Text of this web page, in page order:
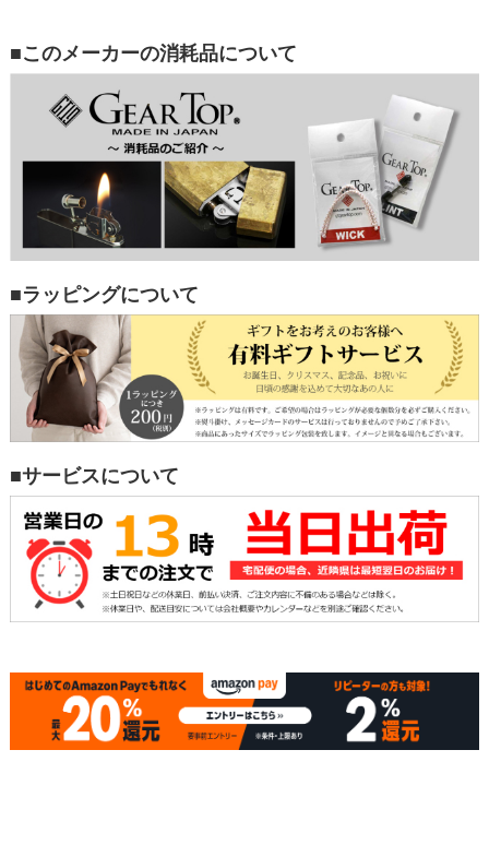
■このメーカーの消耗品について
■ラッピングについて
■サービスについて